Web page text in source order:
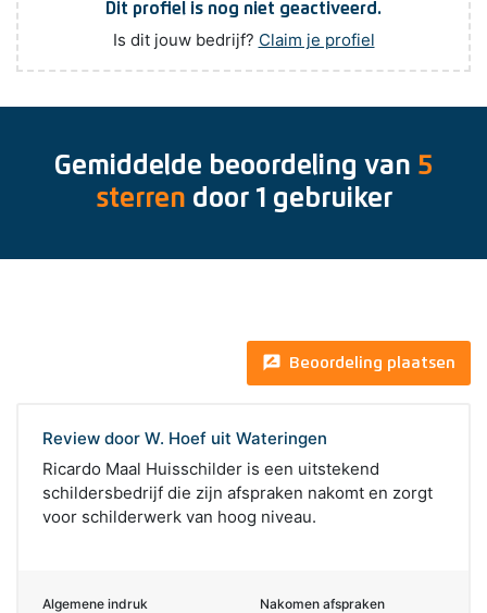
Dit profiel is nog niet geactiveerd.
Is dit jouw bedrijf? Claim je profiel
Gemiddelde beoordeling van 5
sterren door 1 gebruiker
rate_review Beoordeling plaatsen
Review door W. Hoef uit Wateringen
Ricardo Maal Huisschilder is een uitstekend
schildersbedrijf die zijn afspraken nakomt en zorgt
voor schilderwerk van hoog niveau.
Algemene indruk Nakomen afspraken